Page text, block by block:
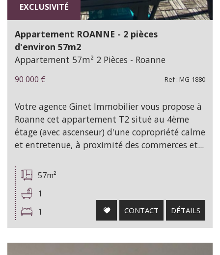
EXCLUSIVITÉ
Appartement ROANNE - 2 pièces
d'environ 57m2
Appartement 57m² 2 Pièces - Roanne
90 000 € Ref : MG-1880
Votre agence Ginet Immobilier vous propose à
Roanne cet appartement T2 situé au 4ème
étage (avec ascenseur) d'une copropriété calme
et entretenue, à proximité des commerces et...
57m²
1
1
CONTACT DÉTAILS